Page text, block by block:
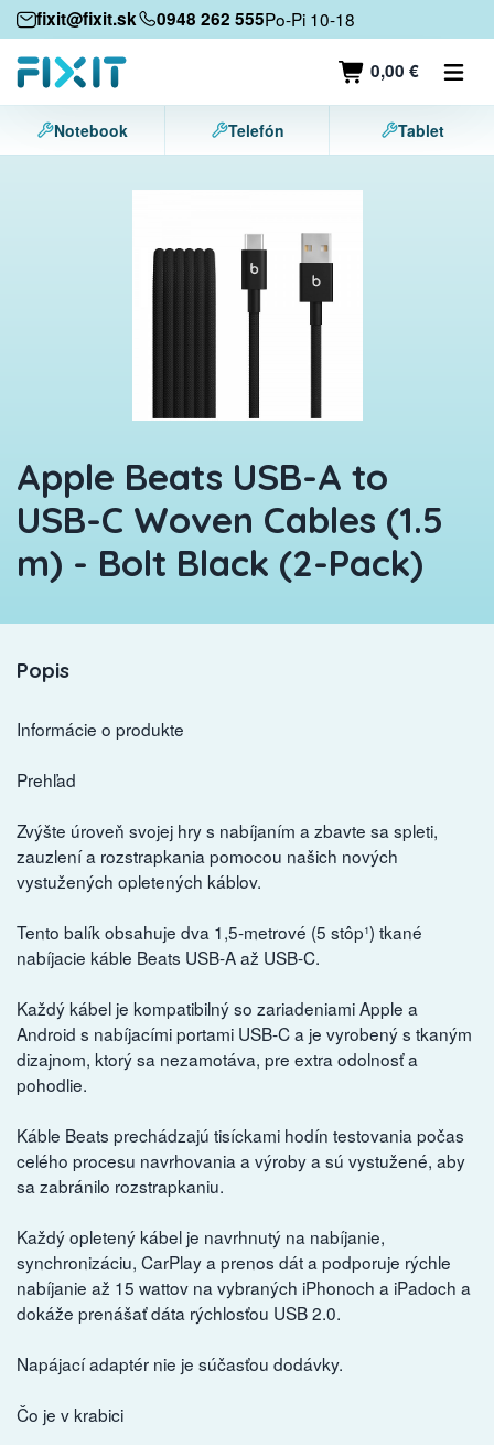
fixit@fixit.sk 0948 262 555Po-Pi 10-18
0,00 €
Mobilné zariadenia
Mobilné telefóny
Tablety
Príslušenstvo
Notebook Telefón Tablet
Apple Beats USB-A to
USB-C Woven Cables (1.5
m) - Bolt Black (2-Pack)
Popis
Informácie o produkte
Prehľad
Zvýšte úroveň svojej hry s nabíjaním a zbavte sa spleti,
zauzlení a rozstrapkania pomocou našich nových
vystužených opletených káblov.
Tento balík obsahuje dva 1,5-metrové (5 stôp¹) tkané
nabíjacie káble Beats USB-A až USB-C.
Každý kábel je kompatibilný so zariadeniami Apple a
Android s nabíjacími portami USB-C a je vyrobený s tkaným
dizajnom, ktorý sa nezamotáva, pre extra odolnosť a
pohodlie.
Káble Beats prechádzajú tisíckami hodín testovania počas
celého procesu navrhovania a výroby a sú vystužené, aby
sa zabránilo rozstrapkaniu.
Každý opletený kábel je navrhnutý na nabíjanie,
synchronizáciu, CarPlay a prenos dát a podporuje rýchle
nabíjanie až 15 wattov na vybraných iPhonoch a iPadoch a
dokáže prenášať dáta rýchlosťou USB 2.0.
Napájací adaptér nie je súčasťou dodávky.
Čo je v krabici